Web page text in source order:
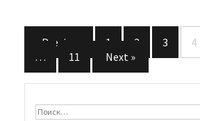
особенности
Навигация
по
записям
« Previous 1 2 3 4
…
11 Next »
Найти: